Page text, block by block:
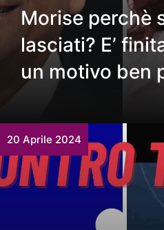
Morise perchè
lasciati? E’
un motivo ben
20 Aprile 2024